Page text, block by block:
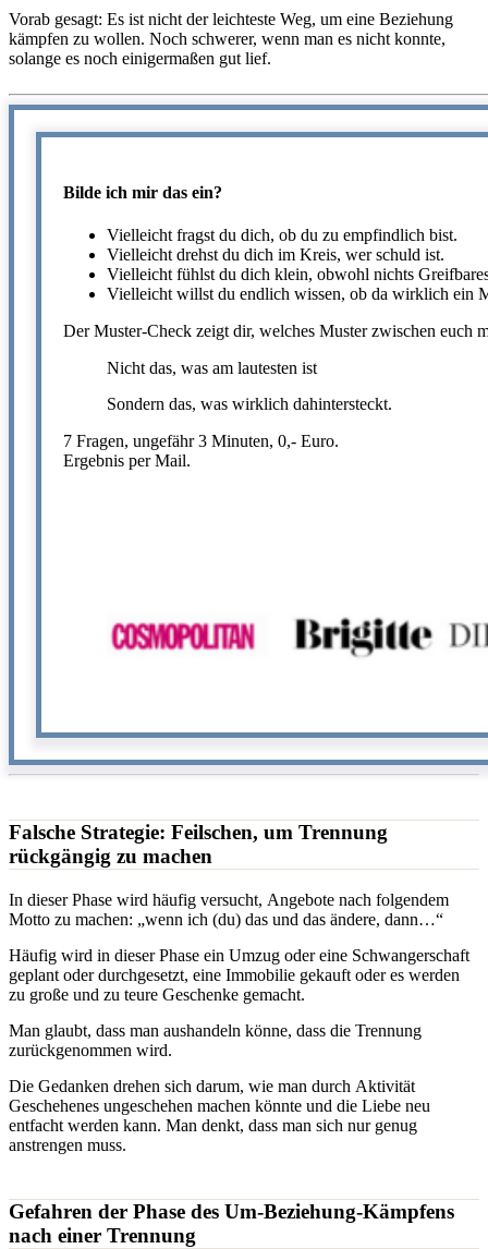
Vorab gesagt: Es ist nicht der leichteste Weg, um eine Beziehung
kämpfen zu wollen. Noch schwerer, wenn man es nicht konnte,
solange es noch einigermaßen gut lief.
Bilde ich mir das ein?
Vielleicht fragst du dich, ob du zu empfindlich bist.
Vielleicht drehst du dich im Kreis, wer schuld ist.
Vielleicht fühlst du dich klein, obwohl nichts
Vielleicht willst du endlich wissen, ob da wirklich ein
Der Muster-Check zeigt dir, welches Muster zwischen euch
Nicht das, was am lautesten ist
Sondern das, was wirklich dahintersteckt.
7 Fragen, ungefähr 3 Minuten, 0,- Euro.
Ergebnis per Mail.
Falsche Strategie: Feilschen, um Trennung
rückgängig zu machen
In dieser Phase wird häufig versucht, Angebote nach folgendem
Motto zu machen: „wenn ich (du) das und das ändere, dann…“
Häufig wird in dieser Phase ein Umzug oder eine Schwangerschaft
geplant oder durchgesetzt, eine Immobilie gekauft oder es werden
zu große und zu teure Geschenke gemacht.
Man glaubt, dass man aushandeln könne, dass die Trennung
zurückgenommen wird.
Die Gedanken drehen sich darum, wie man durch Aktivität
Geschehenes ungeschehen machen könnte und die Liebe neu
entfacht werden kann. Man denkt, dass man sich nur genug
anstrengen muss.
Gefahren der Phase des Um-Beziehung-Kämpfens
nach einer Trennung